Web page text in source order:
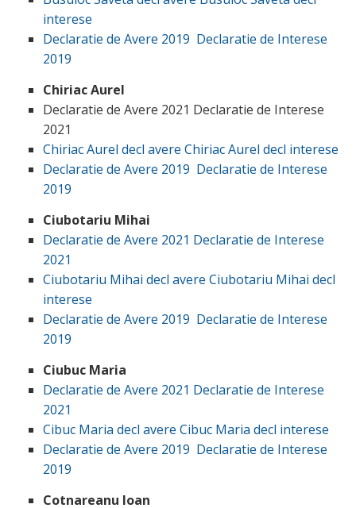
interese
Declaratie de Avere 2019 Declaratie de Interese
2019
Chiriac Aurel
Declaratie de Avere 2021 Declaratie de Interese
2021
Chiriac Aurel decl avere Chiriac Aurel decl interese
Declaratie de Avere 2019 Declaratie de Interese
2019
Ciubotariu Mihai
Declaratie de Avere 2021 Declaratie de Interese
2021
Ciubotariu Mihai decl avere Ciubotariu Mihai decl
interese
Declaratie de Avere 2019 Declaratie de Interese
2019
Ciubuc Maria
Declaratie de Avere 2021 Declaratie de Interese
2021
Cibuc Maria decl avere Cibuc Maria decl interese
Declaratie de Avere 2019 Declaratie de Interese
2019
Cotnareanu Ioan